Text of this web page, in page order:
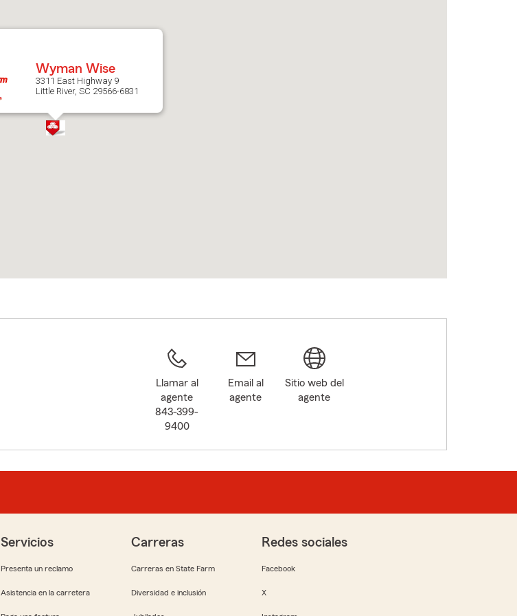
Wyman Wise
3311 East Highway 9
Little River, SC 29566-6831
Llamar al
agente
843-399-
9400
Email al
agente
Sitio web del
agente
Servicios
Presenta un reclamo
Asistencia en la carretera
Carreras
Carreras en State Farm
Diversidad e inclusión
Redes sociales
Facebook
X